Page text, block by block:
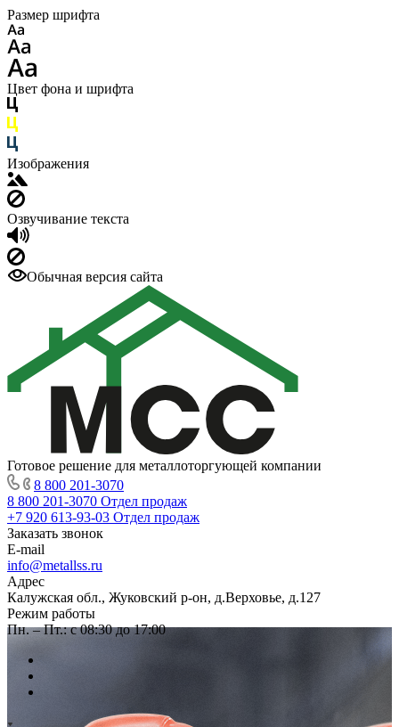
Размер шрифта
Цвет фона и шрифта
Изображения
Озвучивание текста
Обычная версия сайта
Готовое решение для металлоторгующей компании
8 800 201-3070
8 800 201-3070 Отдел продаж
+7 920 613-93-03 Отдел продаж
Заказать звонок
E-mail
info@metallss.ru
Адрес
Калужская обл., Жуковский р-он, д.Верховье, д.127
Режим работы
Пн. – Пт.: с 08:30 до 17:00